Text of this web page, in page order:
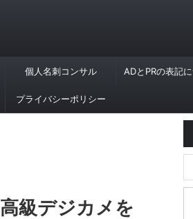
個人名刺コンサル ADとPRの表記
プライバシーポリシー
級デジカメを